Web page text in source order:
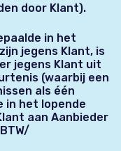
door Klant).
in het
jegens Klant, is
jegens Klant uit
(waarbij een
als één
het lopende
aan Aanbieder